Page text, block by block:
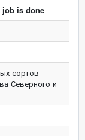
job is done
сортов
Северного и